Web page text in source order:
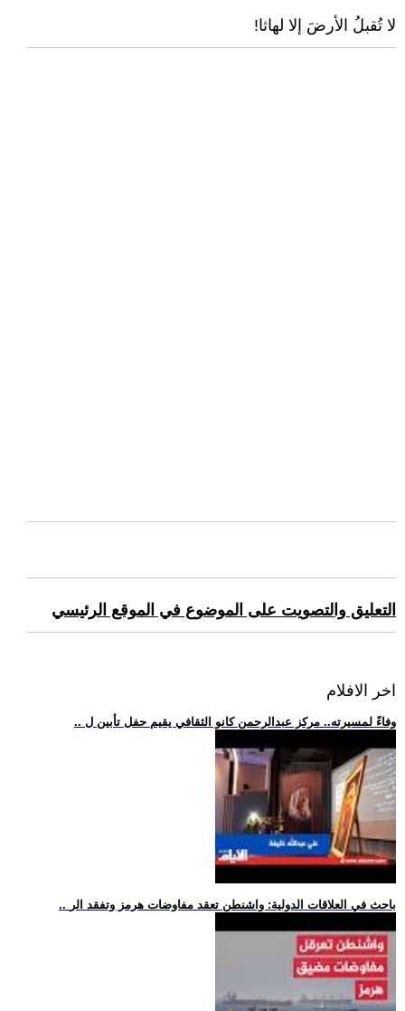
لا تُقبلُ الأرضَ إلا لهاثا!
التعليق والتصويت على الموضوع في الموقع الرئيسي
اخر الافلام
.. وفاءً لمسيرته.. مركز عبدالرحمن كانو الثقافي يقيم حفل تأبين ل
.. باحث في العلاقات الدولية: واشنطن تعقد مفاوضات هرمز وتفقد الر